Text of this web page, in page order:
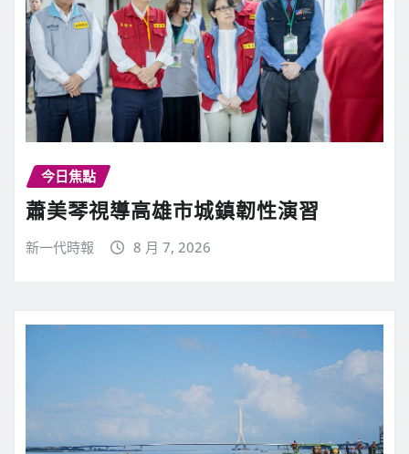
今日焦點
蕭美琴視導高雄市城鎮韌性演習
新一代時報 8 月 7, 2026